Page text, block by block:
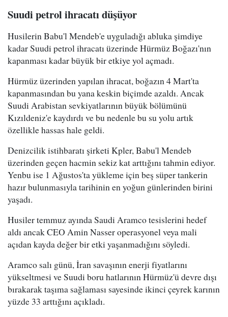
Suudi petrol ihracatı düşüyor
Husilerin Babu'l Mendeb'e uyguladığı abluka şimdiye
kadar Suudi petrol ihracatı üzerinde Hürmüz Boğazı'nın
kapanması kadar büyük bir etkiye yol açmadı.
Hürmüz üzerinden yapılan ihracat, boğazın 4 Mart'ta
kapanmasından bu yana keskin biçimde azaldı. Ancak
Suudi Arabistan sevkiyatlarının büyük bölümünü
Kızıldeniz'e kaydırdı ve bu nedenle bu su yolu artık
özellikle hassas hale geldi.
Denizcilik istihbaratı şirketi Kpler, Babu'l Mendeb
üzerinden geçen hacmin sekiz kat arttığını tahmin ediyor.
Yenbu ise 1 Ağustos'ta yükleme için beş süper tankerin
hazır bulunmasıyla tarihinin en yoğun günlerinden birini
yaşadı.
Husiler temmuz ayında Saudi Aramco tesislerini hedef
aldı ancak CEO Amin Nasser operasyonel veya mali
açıdan kayda değer bir etki yaşanmadığını söyledi.
Aramco salı günü, İran savaşının enerji fiyatlarını
yükseltmesi ve Suudi boru hatlarının Hürmüz'ü devre dışı
bırakarak taşıma sağlaması sayesinde ikinci çeyrek karının
yüzde 33 arttığını açıkladı.